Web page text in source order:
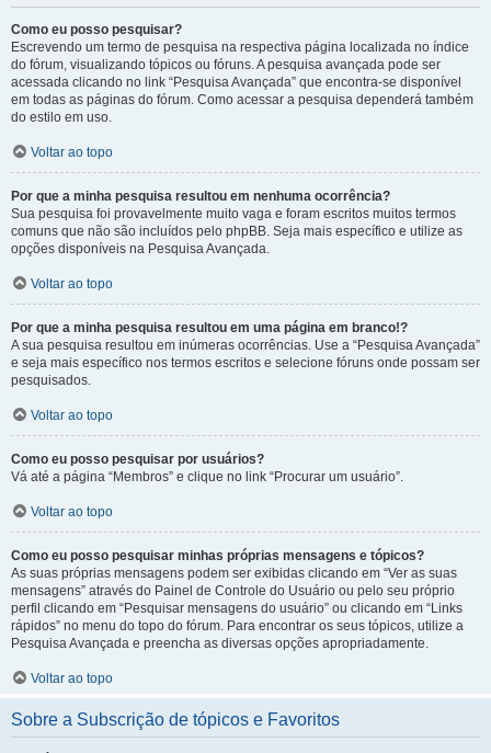
Como eu posso pesquisar?
Escrevendo um termo de pesquisa na respectiva página localizada no índice
do fórum, visualizando tópicos ou fóruns. A pesquisa avançada pode ser
acessada clicando no link “Pesquisa Avançada” que encontra-se disponível
em todas as páginas do fórum. Como acessar a pesquisa dependerá também
do estilo em uso.
Voltar ao topo
Por que a minha pesquisa resultou em nenhuma ocorrência?
Sua pesquisa foi provavelmente muito vaga e foram escritos muitos termos
comuns que não são incluídos pelo phpBB. Seja mais específico e utilize as
opções disponíveis na Pesquisa Avançada.
Voltar ao topo
Por que a minha pesquisa resultou em uma página em branco!?
A sua pesquisa resultou em inúmeras ocorrências. Use a “Pesquisa Avançada”
e seja mais específico nos termos escritos e selecione fóruns onde possam ser
pesquisados.
Voltar ao topo
Como eu posso pesquisar por usuários?
Vá até a página “Membros” e clique no link “Procurar um usuário”.
Voltar ao topo
Como eu posso pesquisar minhas próprias mensagens e tópicos?
As suas próprias mensagens podem ser exibidas clicando em “Ver as suas
mensagens” através do Painel de Controle do Usuário ou pelo seu próprio
perfil clicando em “Pesquisar mensagens do usuário” ou clicando em “Links
rápidos” no menu do topo do fórum. Para encontrar os seus tópicos, utilize a
Pesquisa Avançada e preencha as diversas opções apropriadamente.
Voltar ao topo
Sobre a Subscrição de tópicos e Favoritos